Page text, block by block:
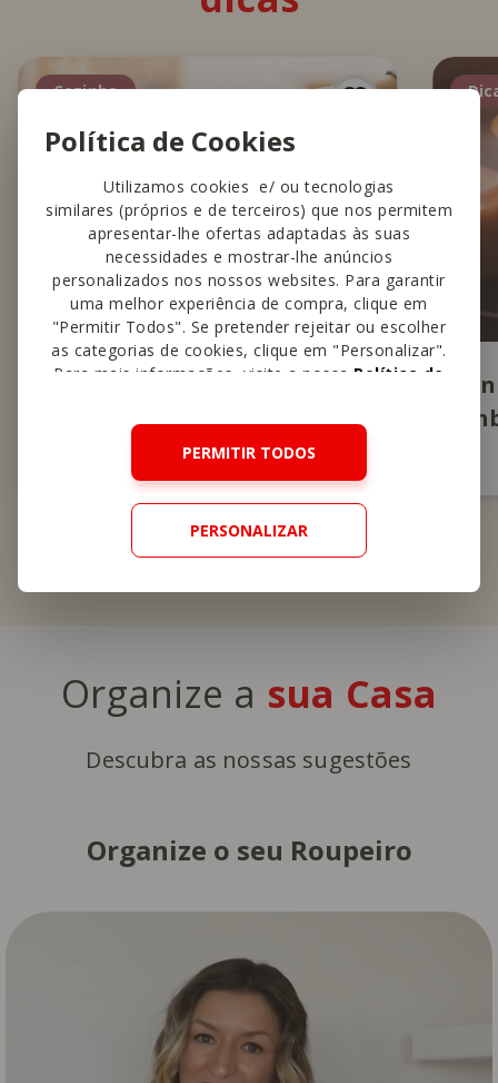
Política de Cookies
Utilizamos cookies e/ ou tecnologias
similares (próprios e de terceiros) que nos permitem
apresentar-lhe ofertas adaptadas às suas
necessidades e mostrar-lhe anúncios
personalizados nos nossos websites. Para garantir
uma melhor experiência de compra, clique em
"Permitir Todos". Se pretender rejeitar ou escolher
as categorias de cookies, clique em "Personalizar".
Para mais informações, visite a nossa Política de
PERMITIR TODOS
PERSONALIZAR
Cozinha
cozinha: tudo o que precisa
para ser um verdadeiro chef
Organize a sua Casa
Descubra as nossas sugestões
Organize o seu Roupeiro